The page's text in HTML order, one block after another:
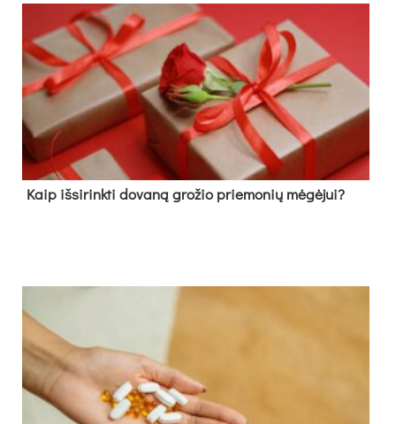
Kaip išsirinkti dovaną grožio priemonių mėgėjui?